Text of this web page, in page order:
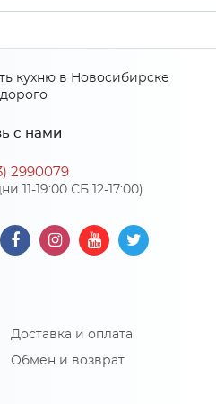
38
70БТ Бетон
с нами
2990079
11-19:00 СБ 12-17:00)
Доставка и оплата
Обмен и возврат